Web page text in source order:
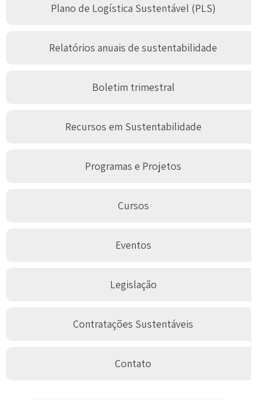
Plano de Logística Sustentável (PLS)
Relatórios anuais de sustentabilidade
Boletim trimestral
Recursos em Sustentabilidade
Programas e Projetos
Cursos
Eventos
Legislação
Contratações Sustentáveis
Contato